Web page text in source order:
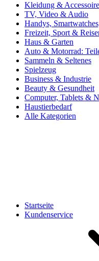
Kleidung &
TV, Video & Audio
Handys,
Freizeit, Sport &
Haus & Garten
Auto & Motorrad:
Sammeln & Seltenes
Spielzeug
Business & Industrie
Beauty & Gesundheit
Computer, Tablets &
Haustierbedarf
Alle Kategorien
Startseite
Kundenservice